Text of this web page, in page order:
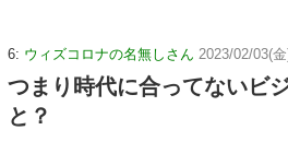
6: ウィズコロナの名無しさん 2023/02/03(
つまり時代に合ってないビ
と？